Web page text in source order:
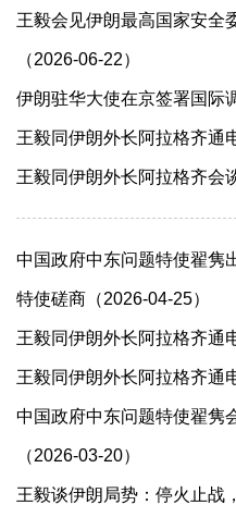
王毅会见伊朗最高国家安全
（2026-06-22）
伊朗驻华大使在京签署国际
王毅同伊朗外长阿拉格齐通
王毅同伊朗外长阿拉格齐会
中国政府中东问题特使翟隽
特使磋商（2026-04-25）
王毅同伊朗外长阿拉格齐通
王毅同伊朗外长阿拉格齐通
中国政府中东问题特使翟隽
（2026-03-20）
王毅谈伊朗局势：停火止战